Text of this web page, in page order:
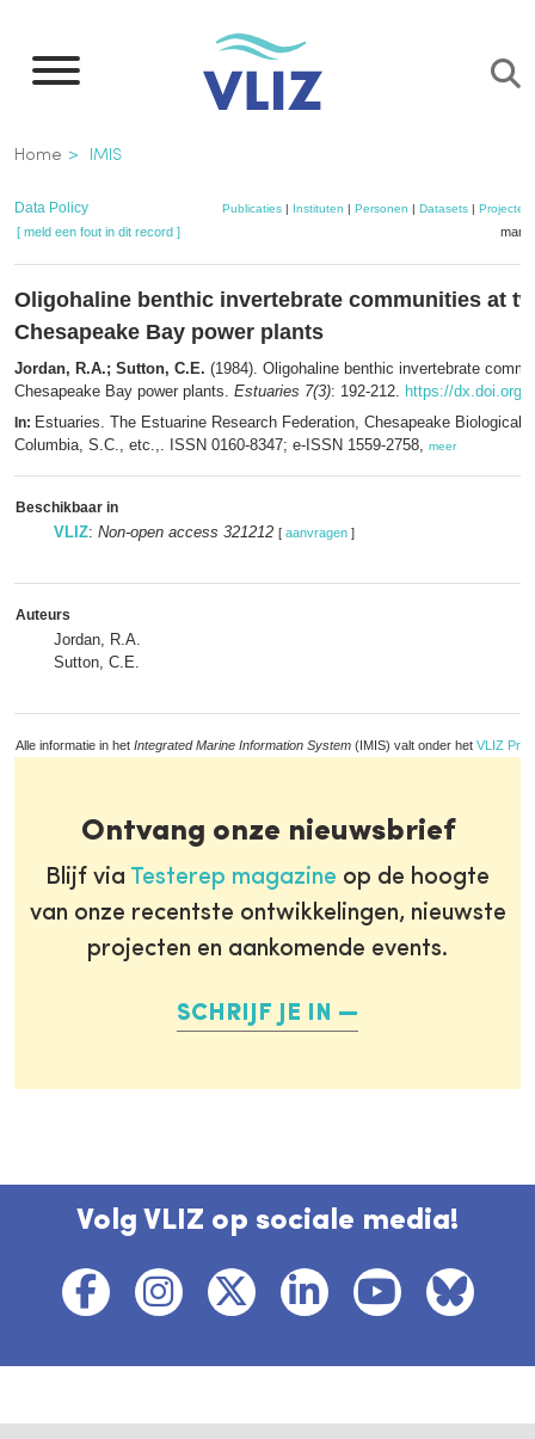
naar
inhoud
gaan
Kruimelpad
Home IMIS
Data Policy Publicaties| Instituten | Personen | Datasets| Projecten
[ meld een fout in dit record ]
Oligohaline benthic invertebrate communities at
Chesapeake Bay power plants
Jordan, R.A.; Sutton, C.E. (1984). Oligohaline benthic invertebrate
Chesapeake Bay power plants. Estuaries 7(3): 192-212. https://dx.doi.org/
In: Estuaries. The Estuarine Research Federation, Chesapeake Biological
Columbia, S.C., etc.,. ISSN 0160-8347; e-ISSN 1559-2758, meer
Beschikbaar in
VLIZ: Non-open access 321212 [ aanvragen ]
Auteurs
Jordan, R.A.
Sutton, C.E.
Alle informatie in het Integrated Marine Information System (IMIS) valt onder het VLIZ
Ontvang onze nieuwsbrief
Blijf via Testerep magazine op de hoogte
van onze recentste ontwikkelingen, nieuwste
projecten en aankomende events.
SCHRIJF JE IN
Volg VLIZ op sociale media!